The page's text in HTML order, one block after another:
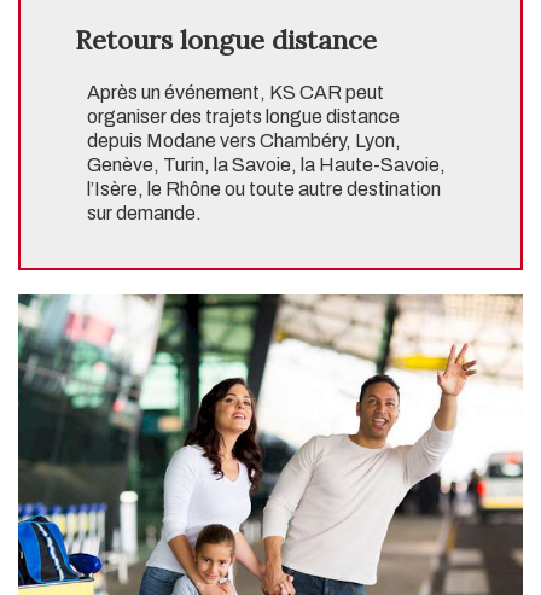
Retours longue distance
Après un événement, KS CAR peut
organiser des trajets longue distance
depuis Modane vers Chambéry, Lyon,
Genève, Turin, la Savoie, la Haute-Savoie,
l’Isère, le Rhône ou toute autre destination
sur demande.